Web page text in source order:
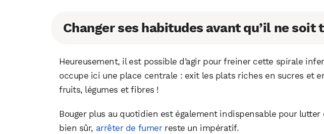
Changer ses habitudes avant qu’il ne soit
Heureusement, il est possible d’agir pour freiner cette spirale
occupe ici une place centrale : exit les plats riches en sucres et
fruits, légumes et fibres !
Bouger plus au quotidien est également indispensable pour
bien sûr, arrêter de fumerreste un impératif.